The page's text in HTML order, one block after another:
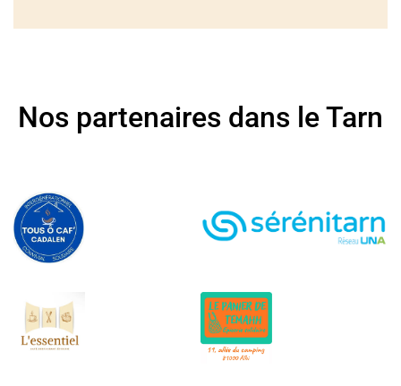
Nos partenaires dans le Tarn